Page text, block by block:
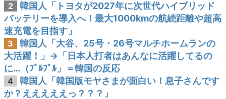
2
韓国人「トヨタが2027年に次世代ハイブリッド
バッテリーを導入へ！最大1000kmの航続距離や超高
速充電を目指す」
3
韓国人「大谷、25号・26号マルチホームランの
大活躍！」→「日本人打者はあんなに活躍してるの
に…（ﾌﾞﾙﾌﾞﾙ」＝韓国の反応
4
韓国人「韓国版モヤさまが面白い！息子さんです
か？えええええっ？？？」